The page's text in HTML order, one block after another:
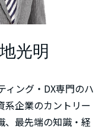
光明
ィング・DX専門のハ
系企業のカントリー
、最先端の知識・経